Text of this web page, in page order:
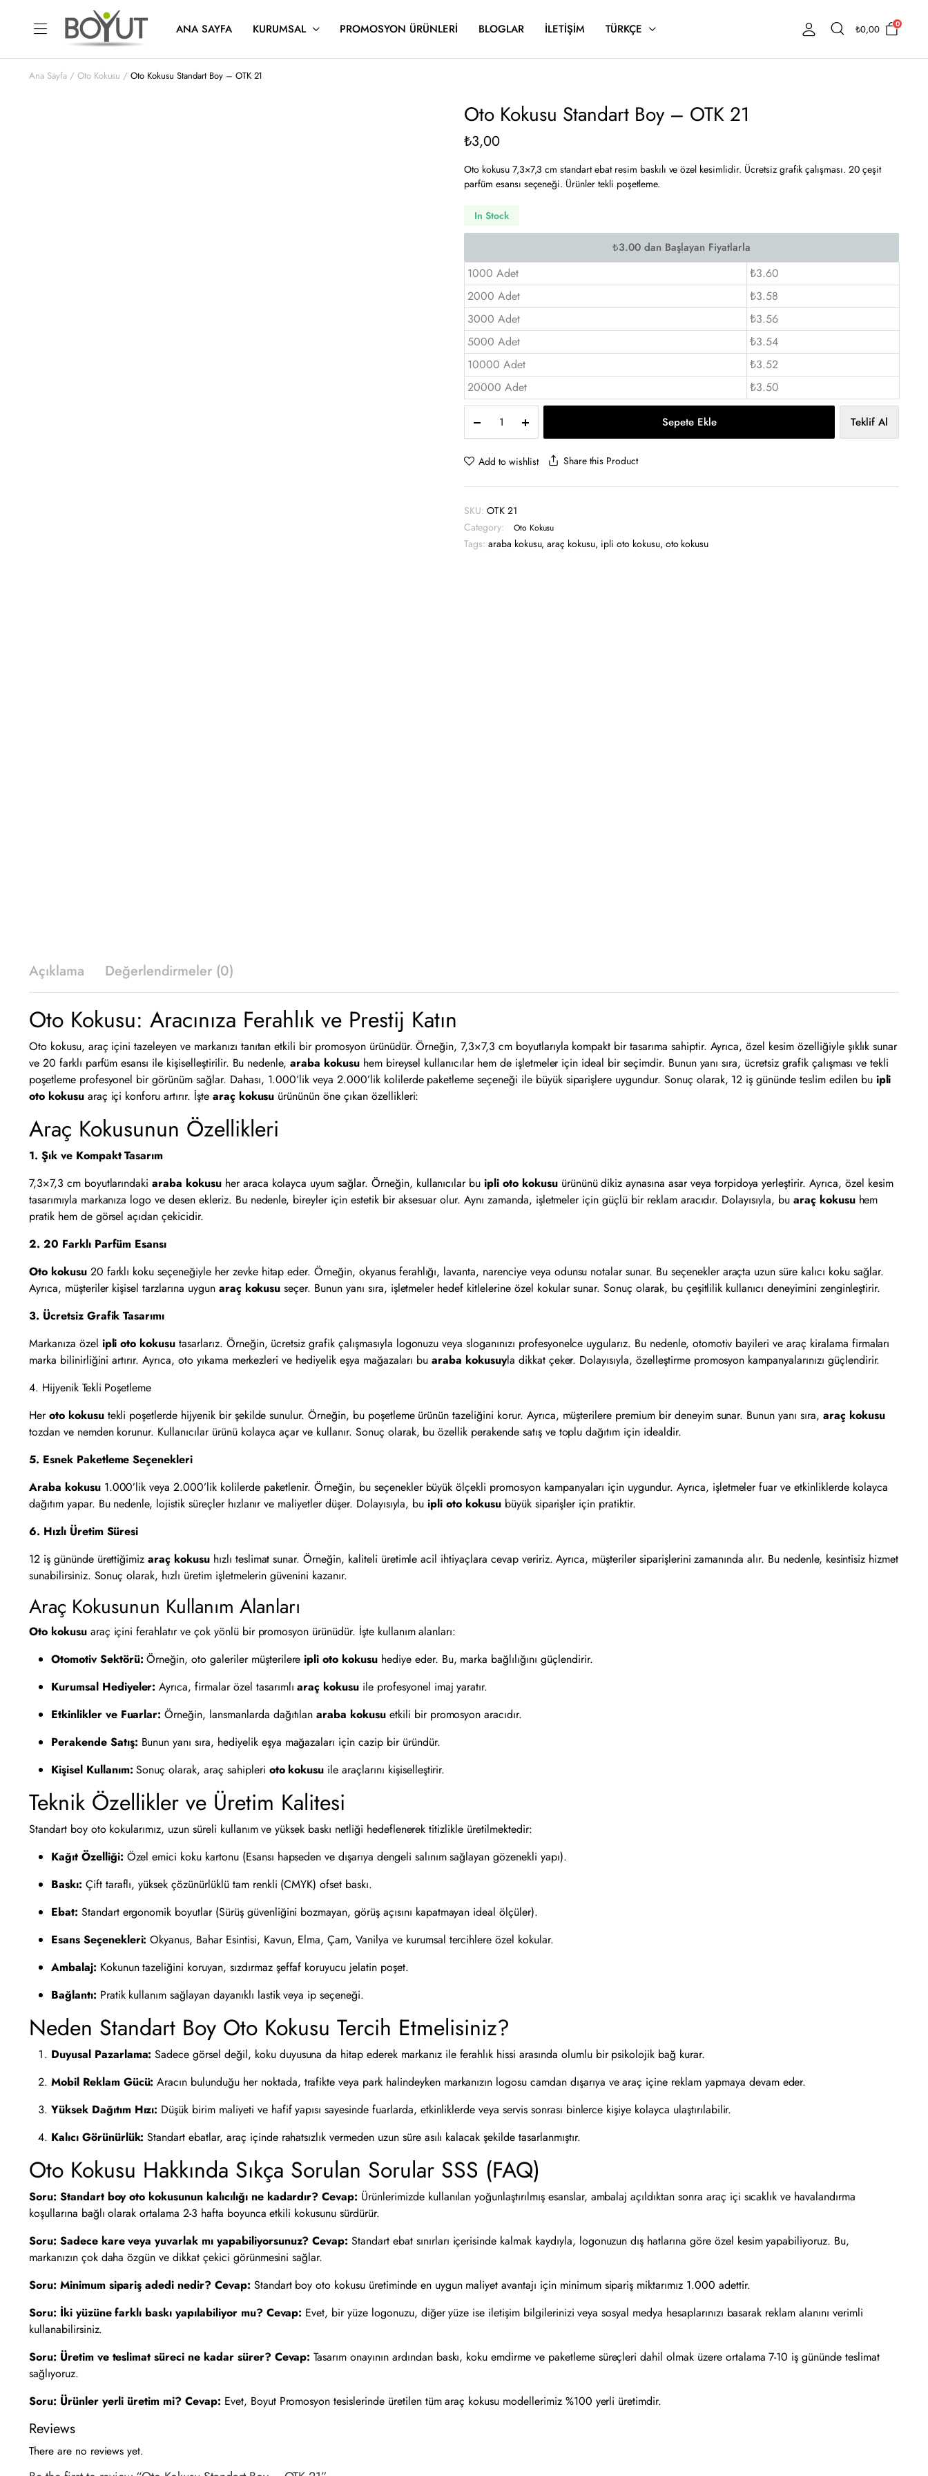
ANA SAYFA KURUMSAL PROMOSYON ÜRÜNLERI BLOGLAR İLETIŞIM TÜRKÇE ₺0,00 0
Ana Sayfa Oto Kokusu Oto Kokusu Standart Boy – OTK 21
Oto Kokusu Standart Boy – OTK 21
₺3,00
Oto kokusu 7,3×7,3 cm standart ebat resim baskılı ve özel kesimlidir. Ücretsiz grafik çalışması. 20 çeşit
parfüm esansı seçeneği. Ürünler tekli poşetleme.
In Stock
1000 Adet
₺3.60
2000 Adet
₺3.58
3000 Adet
₺3.56
5000 Adet
₺3.54
10000 Adet
₺3.52
20000 Adet
₺3.50
Kokusu
Standart
Boy
OTK
quantity
Sepete Ekle Teklif Al
Add to wishlist Share this Product
SKU: OTK 21
Category:
Oto Kokusu
Tags: araba kokusu,araç kokusu, ipli oto kokusu, oto kokusu
Açıklama Değerlendirmeler (0)
Oto Kokusu: Aracınıza Ferahlık ve Prestij Katın
Oto kokusu, araç içini tazeleyen ve markanızı tanıtan etkili bir promosyon ürünüdür. Örneğin, 7,3×7,3 cm boyutlarıyla kompakt bir tasarıma sahiptir. Ayrıca, özel kesim özelliğiyle şıklık sunar
ve 20 farklı parfüm esansı ile kişiselleştirilir. Bu nedenle,araba kokusuhem bireysel kullanıcılar hem de işletmeler için ideal bir seçimdir. Bunun yanı sıra, ücretsiz grafik çalışması ve tekli
poşetleme profesyonel bir görünüm sağlar. Dahası, 1.000’lik veya 2.000’lik kolilerde paketleme seçeneği ile büyük siparişlere uygundur. Sonuç olarak, 12 iş gününde teslim edilen bu ipli
oto kokusuaraç içi konforu artırır. İşte araç kokusu ürününün öne çıkan özellikleri:
Araç Kokusunun Özellikleri
1. Şık ve Kompakt Tasarım
7,3×7,3 cm boyutlarındakiaraba kokusuher araca kolayca uyum sağlar. Örneğin, kullanıcılar buipli oto kokusuürününü dikiz aynasına asar veya torpidoya yerleştirir. Ayrıca, özel kesim
tasarımıyla markanıza logo ve desen ekleriz. Bu nedenle, bireyler için estetik bir aksesuar olur. Aynı zamanda, işletmeler için güçlü bir reklam aracıdır. Dolayısıyla, bu araç kokusuhem
pratik hem de görsel açıdan çekicidir.
2. 20 Farklı Parfüm Esansı
Oto kokusu20 farklı koku seçeneğiyle her zevke hitap eder. Örneğin, okyanus ferahlığı, lavanta, narenciye veya odunsu notalar sunar. Bu seçenekler araçta uzun süre kalıcı koku sağlar.
Ayrıca, müşteriler kişisel tarzlarına uygun araç kokusu seçer. Bunun yanı sıra, işletmeler hedef kitlelerine özel kokular sunar. Sonuç olarak, bu çeşitlilik kullanıcı deneyimini zenginleştirir.
3. Ücretsiz Grafik Tasarımı
Markanıza özel ipli oto kokusu tasarlarız. Örneğin, ücretsiz grafik çalışmasıyla logonuzu veya sloganınızı profesyonelce uygularız. Bu nedenle, otomotiv bayileri ve araç kiralama firmaları
marka bilinirliğini artırır. Ayrıca, oto yıkama merkezleri ve hediyelik eşya mağazaları buaraba kokusuyla dikkat çeker. Dolayısıyla, özelleştirme promosyon kampanyalarınızı güçlendirir.
4. Hijyenik Tekli Poşetleme
Heroto kokusutekli poşetlerde hijyenik bir şekilde sunulur. Örneğin, bu poşetleme ürünün tazeliğini korur. Ayrıca, müşterilere premium bir deneyim sunar. Bunun yanı sıra, araç kokusu
tozdan ve nemden korunur. Kullanıcılar ürünü kolayca açar ve kullanır. Sonuç olarak, bu özellik perakende satış ve toplu dağıtım için idealdir.
5. Esnek Paketleme Seçenekleri
Araba kokusu1.000’lik veya 2.000’lik kolilerde paketlenir. Örneğin, bu seçenekler büyük ölçekli promosyon kampanyaları için uygundur. Ayrıca, işletmeler fuar ve etkinliklerde kolayca
dağıtım yapar. Bu nedenle, lojistik süreçler hızlanır ve maliyetler düşer. Dolayısıyla, buipli oto kokusubüyük siparişler için pratiktir.
6. Hızlı Üretim Süresi
12 iş gününde ürettiğimizaraç kokusuhızlı teslimat sunar. Örneğin, kaliteli üretimle acil ihtiyaçlara cevap veririz. Ayrıca, müşteriler siparişlerini zamanında alır. Bu nedenle, kesintisiz hizmet
sunabilirsiniz. Sonuç olarak, hızlı üretim işletmelerin güvenini kazanır.
Araç Kokusunun Kullanım Alanları
Oto kokusuaraç içini ferahlatır ve çok yönlü bir promosyon ürünüdür. İşte kullanım alanları:
Otomotiv Sektörü: Örneğin, oto galeriler müşterilereipli oto kokusuhediye eder. Bu, marka bağlılığını güçlendirir.
Kurumsal Hediyeler: Ayrıca, firmalar özel tasarımlıaraç kokusu ile profesyonel imaj yaratır.
Etkinlikler ve Fuarlar: Örneğin, lansmanlarda dağıtılanaraba kokusuetkili bir promosyon aracıdır.
Perakende Satış: Bunun yanı sıra, hediyelik eşya mağazaları için cazip bir üründür.
Kişisel Kullanım: Sonuç olarak, araç sahipleri oto kokusu ile araçlarını kişiselleştirir.
Teknik Özellikler ve Üretim Kalitesi
Standart boy oto kokularımız, uzun süreli kullanım ve yüksek baskı netliği hedeflenerek titizlikle üretilmektedir:
Kağıt Özelliği: Özel emici koku kartonu (Esansı hapseden ve dışarıya dengeli salınım sağlayan gözenekli yapı).
Baskı: Çift taraflı, yüksek çözünürlüklü tam renkli (CMYK) ofset baskı.
Ebat: Standart ergonomik boyutlar (Sürüş güvenliğini bozmayan, görüş açısını kapatmayan ideal ölçüler).
Esans Seçenekleri: Okyanus, Bahar Esintisi, Kavun, Elma, Çam, Vanilya ve kurumsal tercihlere özel kokular.
Ambalaj: Kokunun tazeliğini koruyan, sızdırmaz şeffaf koruyucu jelatin poşet.
Bağlantı: Pratik kullanım sağlayan dayanıklı lastik veya ip seçeneği.
Neden Standart Boy Oto Kokusu Tercih Etmelisiniz?
Duyusal Pazarlama: Sadece görsel değil, koku duyusuna da hitap ederek markanız ile ferahlık hissi arasında olumlu bir psikolojik bağ kurar.
Mobil Reklam Gücü: Aracın bulunduğu her noktada, trafikte veya park halindeyken markanızın logosu camdan dışarıya ve araç içine reklam yapmaya devam eder.
Yüksek Dağıtım Hızı: Düşük birim maliyeti ve hafif yapısı sayesinde fuarlarda, etkinliklerde veya servis sonrası binlerce kişiye kolayca ulaştırılabilir.
Kalıcı Görünürlük: Standart ebatlar, araç içinde rahatsızlık vermeden uzun süre asılı kalacak şekilde tasarlanmıştır.
Oto Kokusu Hakkında Sıkça Sorulan Sorular SSS (FAQ)
Soru: Standart boy oto kokusunun kalıcılığı ne kadardır? Cevap: Ürünlerimizde kullanılan yoğunlaştırılmış esanslar, ambalaj açıldıktan sonra araç içi sıcaklık ve havalandırma
koşullarına bağlı olarak ortalama 2-3 hafta boyunca etkili kokusunu sürdürür.
Soru: Sadece kare veya yuvarlak mı yapabiliyorsunuz? Cevap: Standart ebat sınırları içerisinde kalmak kaydıyla, logonuzun dış hatlarına göre özel kesim yapabiliyoruz. Bu,
markanızın çok daha özgün ve dikkat çekici görünmesini sağlar.
Soru: Minimum sipariş adedi nedir? Cevap: Standart boy oto kokusu üretiminde en uygun maliyet avantajı için minimum sipariş miktarımız 1.000 adettir.
Soru: İki yüzüne farklı baskı yapılabiliyor mu? Cevap: Evet, bir yüze logonuzu, diğer yüze ise iletişim bilgilerinizi veya sosyal medya hesaplarınızı basarak reklam alanını verimli
kullanabilirsiniz.
Soru: Üretim ve teslimat süreci ne kadar sürer? Cevap: Tasarım onayının ardından baskı, koku emdirme ve paketleme süreçleri dahil olmak üzere ortalama 7-10 iş gününde teslimat
sağlıyoruz.
Soru: Ürünler yerli üretim mi? Cevap: Evet, Boyut Promosyon tesislerinde üretilen tüm araç kokusu modellerimiz %100 yerli üretimdir.
Reviews
There are no reviews yet.